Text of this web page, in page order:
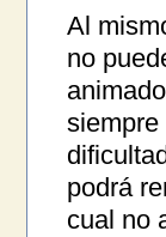
Al
no
siempre
podrá
cual no